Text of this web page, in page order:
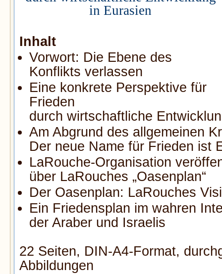
in Eurasien
Inhalt
Vorwort: Die Ebene des
Konflikts verlassen
Eine konkrete Perspektive für
Frieden
durch wirtschaftliche
Am Abgrund des allgemeinen
Der neue Name für Frieden ist
LaRouche-Organisation
über LaRouches „Oasenplan“
Der Oasenplan: LaRouches
Ein Friedensplan im wahren
der Araber und Israelis
22 Seiten, DIN-A4-Format,
Abbildungen